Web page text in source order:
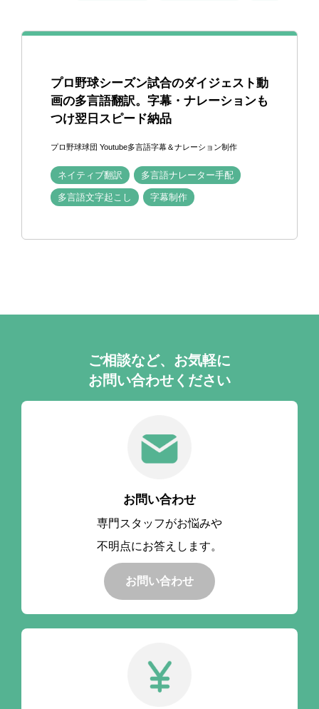
プロ野球シーズン試合のダイジェスト動
画の多言語翻訳。字幕・ナレーションも
つけ翌日スピード納品
プロ野球球団 Youtube多言語字幕＆ナレーション制作
ネイティブ翻訳 多言語ナレーター手配
多言語文字起こし 字幕制作
ご相談など、お気軽に
お問い合わせください
お問い合わせ
専門スタッフがお悩みや
不明点にお答えします。
お問い合わせ